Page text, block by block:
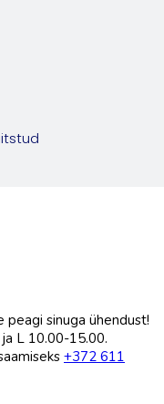
sinuga ühendust!
L 10.00-15.00.
+372 611